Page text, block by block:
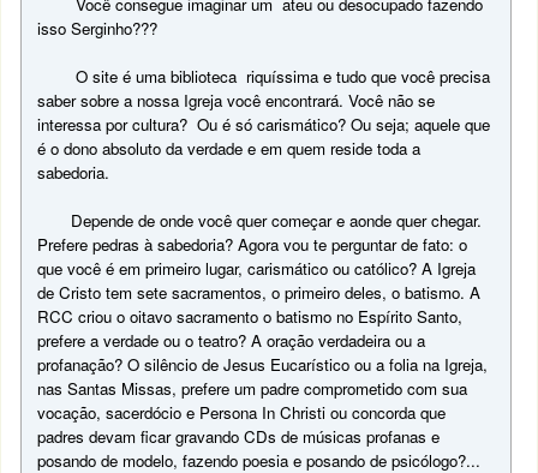
isso Serginho???
O site é uma biblioteca riquíssima e tudo que você precisa
saber sobre a nossa Igreja você encontrará. Você não se
interessa por cultura? Ou é só carismático? Ou seja; aquele que
é o dono absoluto da verdade e em quem reside toda a
sabedoria.
Depende de onde você quer começar e aonde quer chegar.
Prefere pedras à sabedoria? Agora vou te perguntar de fato: o
que você é em primeiro lugar, carismático ou católico? A Igreja
de Cristo tem sete sacramentos, o primeiro deles, o batismo. A
RCC criou o oitavo sacramento o batismo no Espírito Santo,
prefere a verdade ou o teatro? A oração verdadeira ou a
profanação? O silêncio de Jesus Eucarístico ou a folia na Igreja,
nas Santas Missas, prefere um padre comprometido com sua
vocação, sacerdócio e Persona In Christi ou concorda que
padres devam ficar gravando CDs de músicas profanas e
posando de modelo, fazendo poesia e posando de psicólogo?...